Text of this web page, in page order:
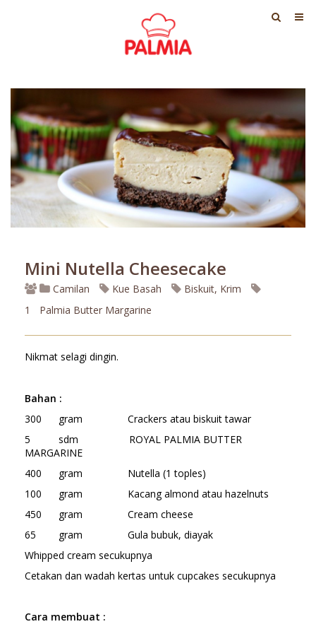
Mini Nutella Cheesecake
1
Camilan Kue Basah
Biskuit, Krim
Palmia Butter Margarine
Nikmat selagi dingin.
Bahan :
300 gram Crackers atau biskuit tawar
5 sdm ROYAL PALMIA BUTTER
MARGARINE
400 gram Nutella (1 toples)
100 gram Kacang almond atau hazelnuts
450 gram Cream cheese
65 gram Gula bubuk, diayak
Whipped cream secukupnya
Cetakan dan wadah kertas untuk cupcakes secukupnya
Cara membuat :